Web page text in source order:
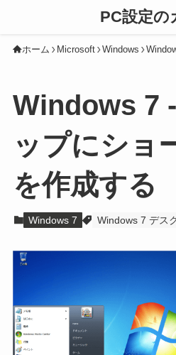
PC設定の
ホーム Microsoft Windows
Windows 7
ップにショ
を作成する
Windows 7 Windows 7 デス